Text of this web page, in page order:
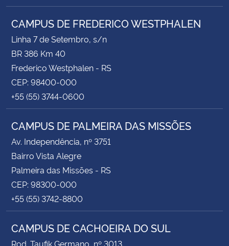
CAMPUS DE FREDERICO WESTPHALEN
Linha 7 de Setembro, s/n
BR 386 Km 40
Frederico Westphalen - RS
CEP: 98400-000
+55 (55) 3744-0600
CAMPUS DE PALMEIRA DAS MISSÕES
Av. Independência, nº 3751
Bairro Vista Alegre
Palmeira das Missões - RS
CEP: 98300-000
+55 (55) 3742-8800
CAMPUS DE CACHOEIRA DO SUL
Rod. Taufik Germano, nº 3013